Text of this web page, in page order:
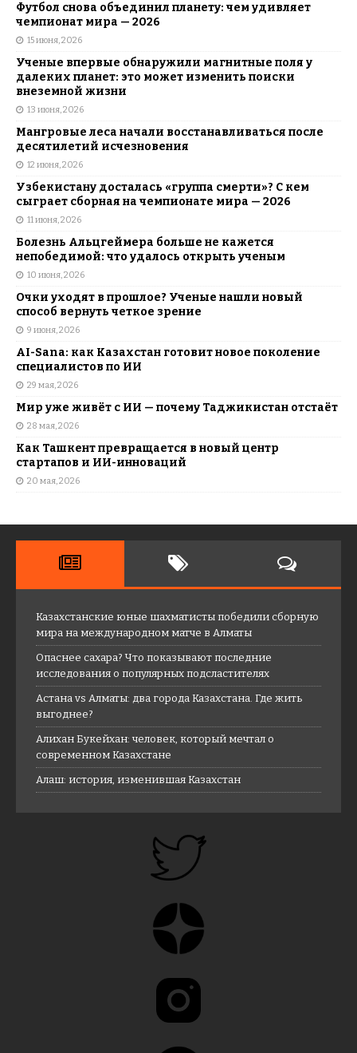
Футбол снова объединил планету: чем удивляет
чемпионат мира — 2026
15 июня, 2026
Ученые впервые обнаружили магнитные поля у
далеких планет: это может изменить поиски
внеземной жизни
13 июня, 2026
Мангровые леса начали восстанавливаться после
десятилетий исчезновения
12 июня, 2026
Узбекистану досталась «группа смерти»? С кем
сыграет сборная на чемпионате мира — 2026
11 июня, 2026
Болезнь Альцгеймера больше не кажется
непобедимой: что удалось открыть ученым
10 июня, 2026
Очки уходят в прошлое? Ученые нашли новый
способ вернуть четкое зрение
9 июня, 2026
AI-Sana: как Казахстан готовит новое поколение
специалистов по ИИ
29 мая, 2026
Мир уже живёт с ИИ — почему Таджикистан отстаёт
28 мая, 2026
Как Ташкент превращается в новый центр
стартапов и ИИ-инноваций
20 мая, 2026
Казахстанские юные шахматисты победили сборную
мира на международном матче в Алматы
Опаснее сахара? Что показывают последние
исследования о популярных подсластителях
Астана vs Алматы: два города Казахстана. Где жить
выгоднее?
Алихан Букейхан: человек, который мечтал о
современном Казахстане
Алаш: история, изменившая Казахстан